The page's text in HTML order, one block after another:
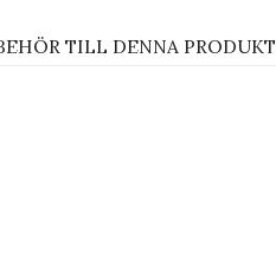
TILL DENNA PRODUKT